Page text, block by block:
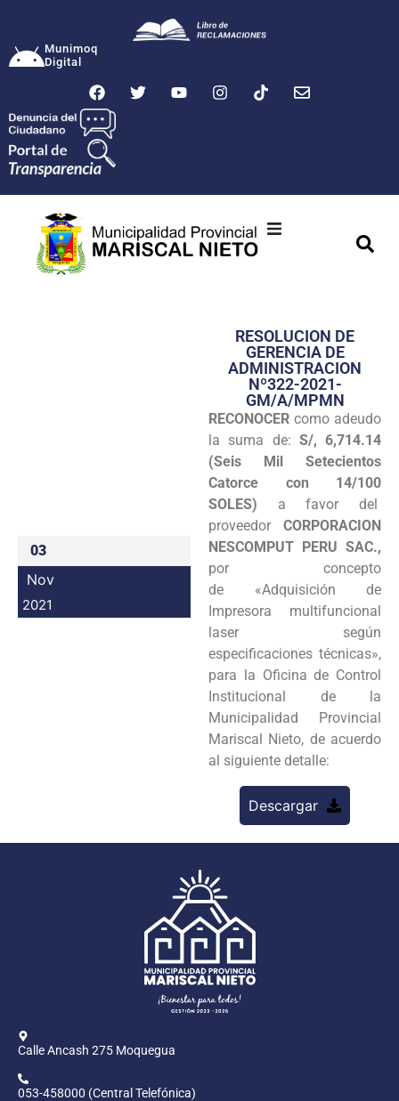
Munimoq
Digital
Transparencia
Seguridad
Programas
Intranet
03
Nov
2021
RESOLUCION DE
GERENCIA DE
ADMINISTRACION
Nº322-2021-
GM/A/MPMN
RECONOCER como adeudo
la suma de: S/, 6,714.14
(Seis Mil Setecientos
Catorce con 14/100
SOLES) a favor del
proveedor CORPORACION
NESCOMPUT PERU SAC.,
por concepto
de «Adquisición de
Impresora multifuncional
laser según
especificaciones técnicas»,
para la Oficina de Control
Institucional de la
Municipalidad Provincial
Mariscal Nieto, de acuerdo
al siguiente detalle:
Descargar
Calle Ancash 275 Moquegua
053-458000 (Central Telefónica)